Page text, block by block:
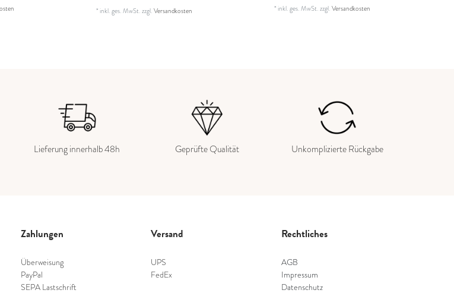
* inkl. ges. MwSt.zzgl.Versandkosten * inkl. ges. MwSt.zzgl.Versandkosten
Lieferung innerhalb 48h Geprüfte Qualität Unkomplizierte Rückgabe
Zahlungen
Überweisung
PayPal
SEPA Lastschrift
Versand
UPS
FedEx
Rechtliches
AGB
Impressum
Datenschutz